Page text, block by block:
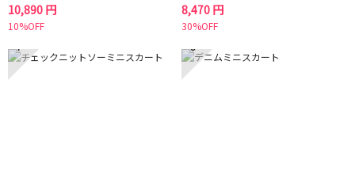
10,890 円
10%OFF
8,470 円
30%OFF
7 8